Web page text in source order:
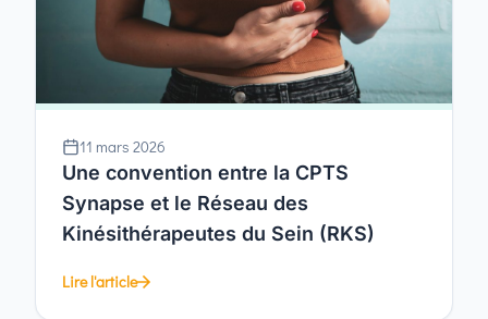
11 mars 2026
Une convention entre la CPTS
Synapse et le Réseau des
Kinésithérapeutes du Sein (RKS)
Lire l'article